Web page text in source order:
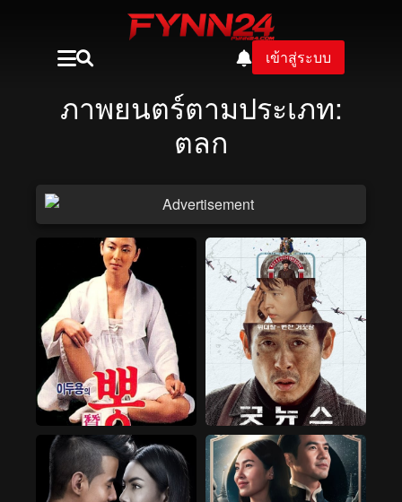
เข้าสู่ระบบ
ภาพยนตร์ตามประเภท:
ตลก